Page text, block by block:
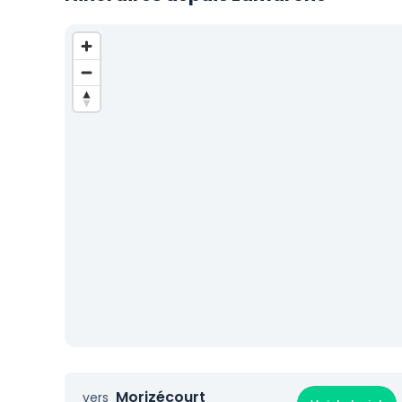
vers Morizécourt